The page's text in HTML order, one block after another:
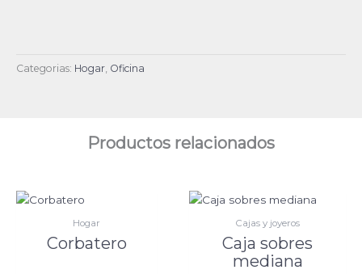
Categorias: Hogar, Oficina
Productos relacionados
Hogar
Corbatero
Cajas y joyeros
Caja sobres
mediana